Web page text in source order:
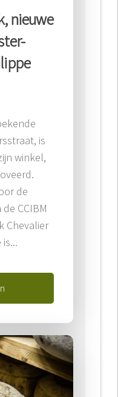
nieuwe
is
winkel,
de
CCIBM
Chevalier